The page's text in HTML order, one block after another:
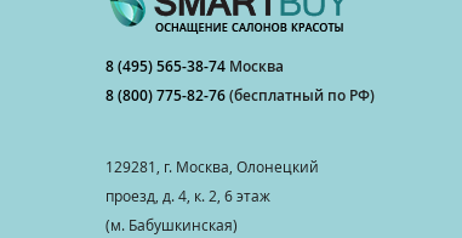
8 (495) 565-38-74 Москва
8 (800) 775-82-76(бесплатный по РФ)
129281, г. Москва, Олонецкий
проезд, д. 4, к. 2, 6 этаж
(м. Бабушкинская)